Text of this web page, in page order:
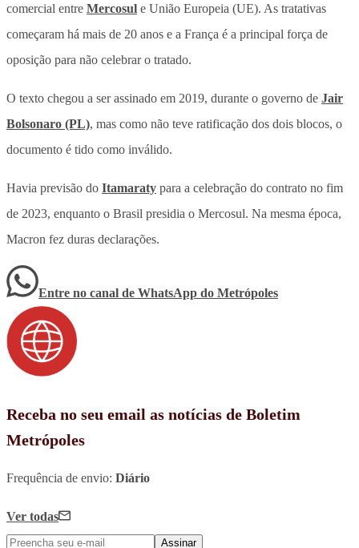
comercial entre Mercosul e União Europeia (UE). As tratativas
começaram há mais de 20 anos e a França é a principal força de
oposição para não celebrar o tratado.
O texto chegou a ser assinado em 2019, durante o governo de Jair
Bolsonaro (PL), mas como não teve ratificação dos dois blocos, o
documento é tido como inválido.
Havia previsão do Itamaraty para a celebração do contrato no fim
de 2023, enquanto o Brasil presidia o Mercosul. Na mesma época,
Macron fez duras declarações.
Entre no canal de WhatsApp do Metrópoles
Receba no seu email as notícias de Boletim
Metrópoles
Frequência de envio: Diário
Ver todas
Assinar